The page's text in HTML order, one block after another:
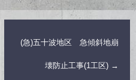
(急)五十波地区 急傾斜地崩
壊防止工事(1工区) →